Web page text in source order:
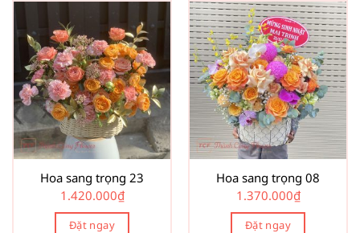
Hoa sang trọng 23
1.420.000₫
Đặt ngay
Hoa sang trọng 08
1.370.000₫
Đặt ngay